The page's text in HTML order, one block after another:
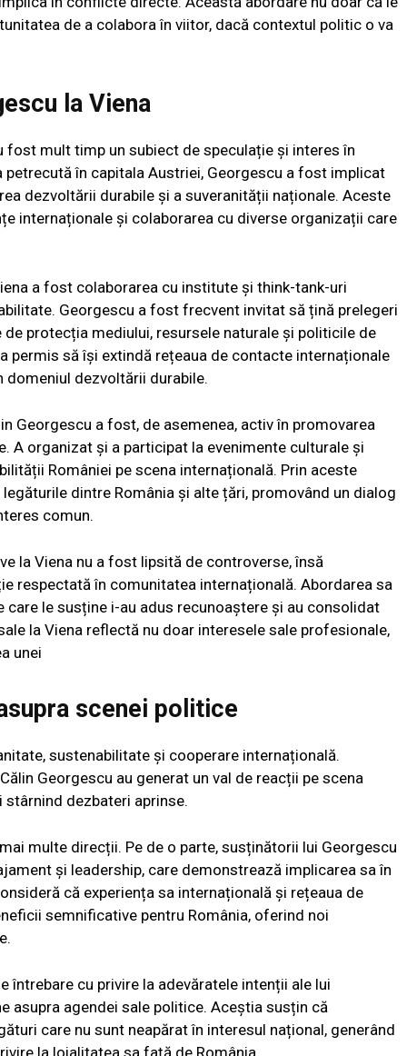
de a colabora în viitor, dacă contextul politic o va
la Viena
fost mult timp un subiect de speculație și interes în
în capitala Austriei, Georgescu a fost implicat
dezvoltării durabile și a suveranității naționale. Aceste
internaționale și colaborarea cu diverse organizații care
a fost colaborarea cu institute și think-tank-uri
Georgescu a fost frecvent invitat să țină prelegeri
protecția mediului, resursele naturale și politicile de
permis să își extindă rețeaua de contacte internaționale
dezvoltării durabile.
Georgescu a fost, de asemenea, activ în promovarea
A organizat și a participat la evenimente culturale și
României pe scena internațională. Prin aceste
dintre România și alte țări, promovând un dialog
comun.
la Viena nu a fost lipsită de controverse, însă
respectată în comunitatea internațională. Abordarea sa
le susține i-au adus recunoaștere și au consolidat
la Viena reflectă nu doar interesele sale profesionale,
unei
scenei politice
sustenabilitate și cooperare internațională.
Georgescu au generat un val de reacții pe scena
dezbateri aprinse.
multe direcții. Pe de o parte, susținătorii lui Georgescu
și leadership, care demonstrează implicarea sa în
că experiența sa internațională și rețeaua de
semnificative pentru România, oferind noi
întrebare cu privire la adevăratele intenții ale lui
asupra agendei sale politice. Aceștia susțin că
care nu sunt neapărat în interesul național, generând
la loialitatea sa față de România.